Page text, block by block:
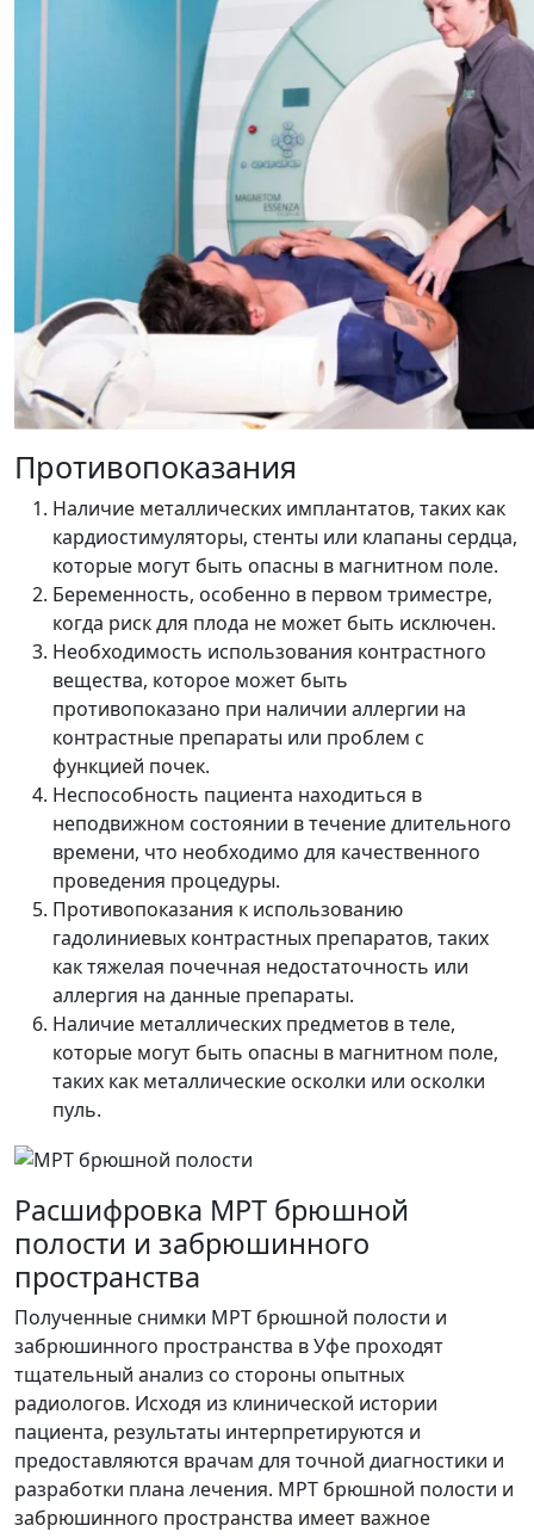
Противопоказания
Наличие металлических имплантатов, таких как
кардиостимуляторы, стенты или клапаны сердца,
которые могут быть опасны в магнитном поле.
Беременность, особенно в первом триместре,
когда риск для плода не может быть исключен.
Необходимость использования контрастного
вещества, которое может быть
противопоказано при наличии аллергии на
контрастные препараты или проблем с
функцией почек.
Неспособность пациента находиться в
неподвижном состоянии в течение длительного
времени, что необходимо для качественного
проведения процедуры.
Противопоказания к использованию
гадолиниевых контрастных препаратов, таких
как тяжелая почечная недостаточность или
аллергия на данные препараты.
Наличие металлических предметов в теле,
которые могут быть опасны в магнитном поле,
таких как металлические осколки или осколки
пуль.
Расшифровка МРТ брюшной
полости и забрюшинного
пространства
Полученные снимки МРТ брюшной полости и
забрюшинного пространства в Уфе проходят
тщательный анализ со стороны опытных
радиологов. Исходя из клинической истории
пациента, результаты интерпретируются и
предоставляются врачам для точной диагностики и
разработки плана лечения. МРТ брюшной полости и
забрюшинного пространства имеет важное